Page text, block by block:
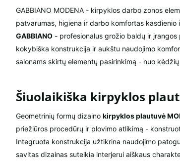
GABBIANO MODENA - kirpyklos darbo zonos
patvarumas, higiena ir darbo komfortas kasdienio
GABBIANO - profesionalus grožio baldų ir
kokybiška konstrukcija ir aukštu naudojimo
salonams skirtų elementų pasirinkimą - nuo
Šiuolaikiška kirpyklos
Geometrinių formų dizaino kirpyklos plautuvė
priežiūros procedūrų ir plovimo atlikimą -
Integruota konstrukcija užtikrina naudojimo
savitas dizainas suteikia interjerui aiškaus